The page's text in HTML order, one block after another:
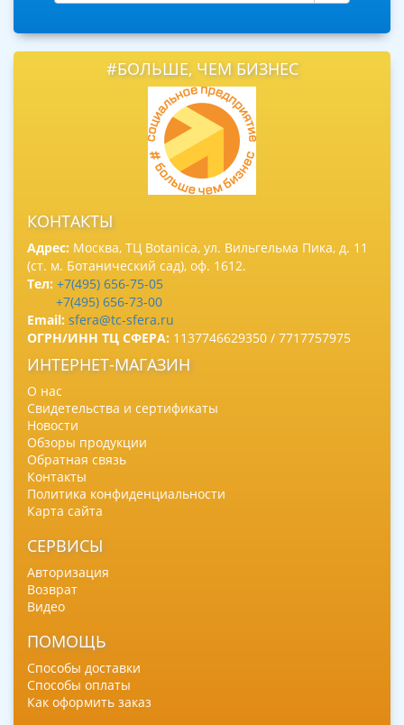
#БОЛЬШЕ, ЧЕМ БИЗНЕС
КОНТАКТЫ
Адрес: Москва, ТЦ Botanica, ул. Вильгельма Пика, д. 11
(ст. м. Ботанический сад), оф. 1612.
Тел: +7(495) 656-75-05
+7(495) 656-73-00
Email: sfera@tc-sfera.ru
ОГРН/ИНН ТЦ СФЕРА: 1137746629350 / 7717757975
ИНТЕРНЕТ-МАГАЗИН
О нас
Свидетельства и сертификаты
Новости
Обзоры продукции
Обратная связь
Контакты
Политика конфиденциальности
Карта сайта
СЕРВИСЫ
Авторизация
Возврат
Видео
ПОМОЩЬ
Способы доставки
Способы оплаты
Как оформить заказ